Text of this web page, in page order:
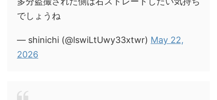
でしょうね
— shinichi (@lswiLtUwy33xtwr) May 22,
2026